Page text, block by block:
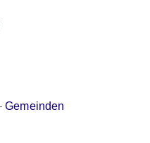
Gemeinden